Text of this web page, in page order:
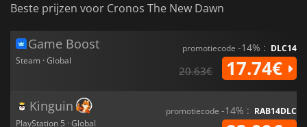
Beste prijzen voor Cronos The New Dawn
Game Boost
Steam · Global
promotiecode -14% : DLC14
20.63€ 17.74€
Kinguin
PlayStation 5 · Global
promotiecode -14% : RAB14DLC